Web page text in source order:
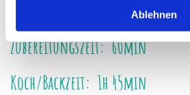
Ablehnen
bepinseln bevor sie in den Ofen kommt.
Zubereitungszeit: 60min
Koch/Backzeit: 1h 45min